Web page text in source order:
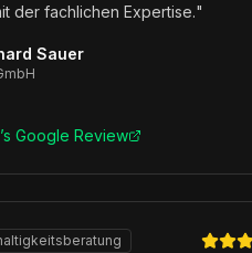
der fachlichen Expertise."
Sauer
Google Review